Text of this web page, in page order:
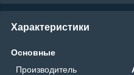
Характеристики
Основные
Производитель